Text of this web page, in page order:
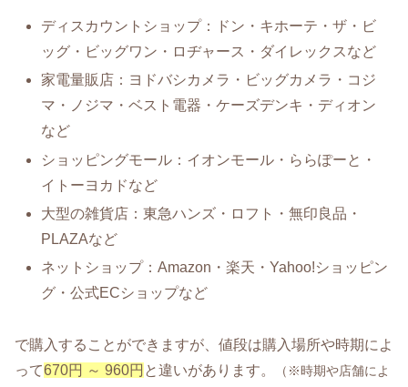
ディスカウントショップ：ドン・キホーテ・ザ・ビ
ッグ・ビッグワン・ロヂャース・ダイレックスなど
家電量販店：ヨドバシカメラ・ビッグカメラ・コジ
マ・ノジマ・ベスト電器・ケーズデンキ・ディオン
など
ショッピングモール：イオンモール・ららぽーと・
イトーヨカドなど
大型の雑貨店：東急ハンズ・ロフト・無印良品・
PLAZAなど
ネットショップ：Amazon・楽天・Yahoo!ショッピン
グ・公式ECショップなど
で購入することができますが、値段は購入場所や時期によ
って670円 ～ 960円 と違いがあります。
（※時期や店舗によ